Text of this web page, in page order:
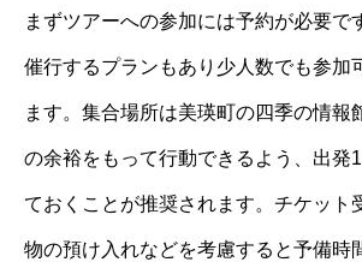
まずツアーへの参加には予約が必要で
催行するプランもあり少人数でも参加
ます。集合場所は美瑛町の四季の情報
の余裕をもって行動できるよう、出発
ておくことが推奨されます。チケット
物の預け入れなどを考慮すると予備時